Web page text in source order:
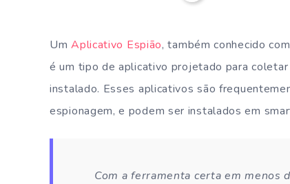
UmAplicativo Espião, também conhecido
é um tipo de aplicativo projetado para
instalado. Esses aplicativos são
espionagem, e podem ser instalados em
Com a ferramenta certa em menos